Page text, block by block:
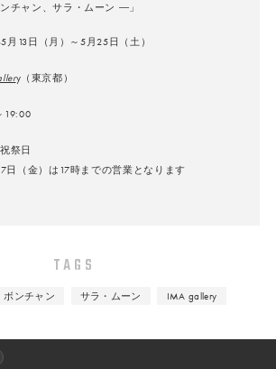
チャン、サラ・ムーン ―」
月13日（月）～5月25日（土）
y（東京都）
19:00
祭日
日（金）は17時までの営業となります
TAGS
ボンチャン サラ・ムーン IMA gallery